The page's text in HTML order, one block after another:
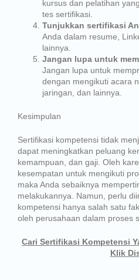
kursus dan pelatihan
tes sertifikasi.
Tunjukkan sertifikasi
Anda dalam resume,
lainnya.
Jangan lupa untuk
Jangan lupa untuk
dengan mengikuti acara
jaringan, dan lainnya.
Kesimpulan
Sertifikasi kompetensi tidak
dapat meningkatkan peluang
kemampuan, dan gaji. Oleh
kesempatan untuk mengikuti
maka Anda sebaiknya
melakukannya. Namun, perlu
kompetensi hanya salah satu
oleh perusahaan dalam proses
Cari Sertifikasi Kompetensi
Klik